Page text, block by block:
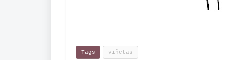
Tags viñetas